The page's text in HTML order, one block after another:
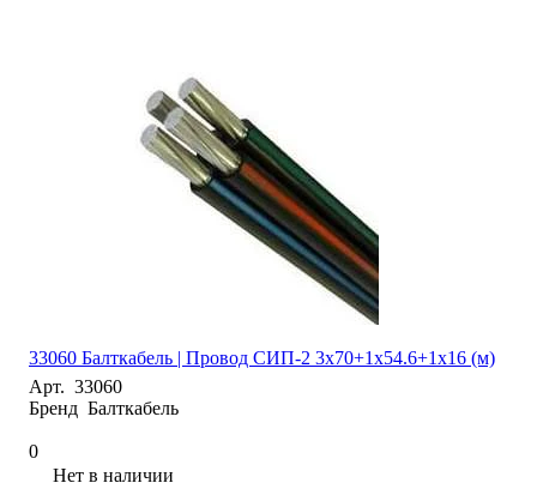
33060 Балткабель | Провод СИП-2 3х70+1х54.6+1х16 (м)
Арт. 33060
Бренд Балткабель
0
Нет в наличии